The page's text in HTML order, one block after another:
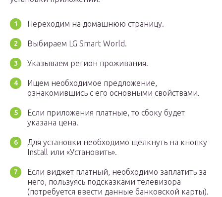
Переходим на домашнюю страницу.
Выбираем LG Smart World.
Указываем регион проживания.
Ищем необходимое предложение,
ознакомившись с его основными свойствами.
Если приложения платные, то сбоку будет
указана цена.
Для установки необходимо щелкнуть на кнопку
Install или «Установить».
Если виджет платный, необходимо заплатить за
него, пользуясь подсказками телевизора
(потребуется ввести данные банковской карты).